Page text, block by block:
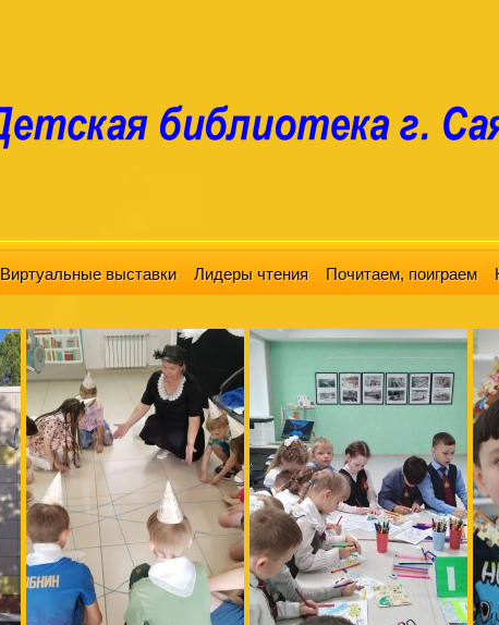
Виртуальные выставки Лидеры чтения Почитаем, поиграем